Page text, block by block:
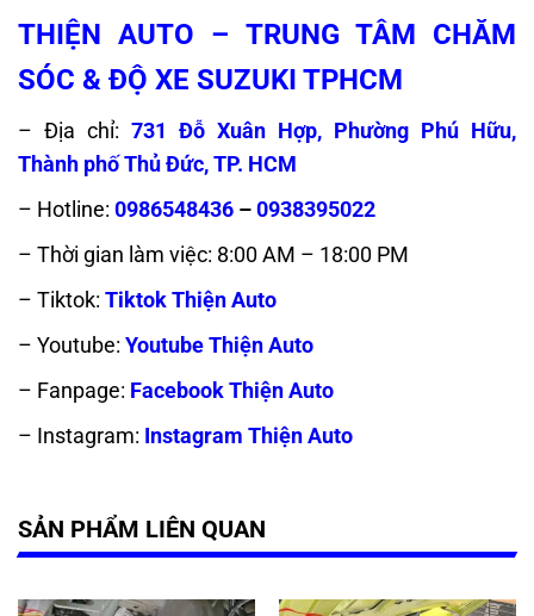
THIỆN AUTO – TRUNG TÂM CHĂM
SÓC & ĐỘ XE SUZUKI TPHCM
– Địa chỉ: 731 Đỗ Xuân Hợp, Phường Phú Hữu,
Thành phố Thủ Đức, TP. HCM
– Hotline: 0986548436 –0938395022
– Thời gian làm việc: 8:00 AM – 18:00 PM
– Tiktok: Tiktok Thiện Auto
– Youtube: Youtube Thiện Auto
– Fanpage: Facebook Thiện Auto
– Instagram: Instagram Thiện Auto
SẢN PHẨM LIÊN QUAN